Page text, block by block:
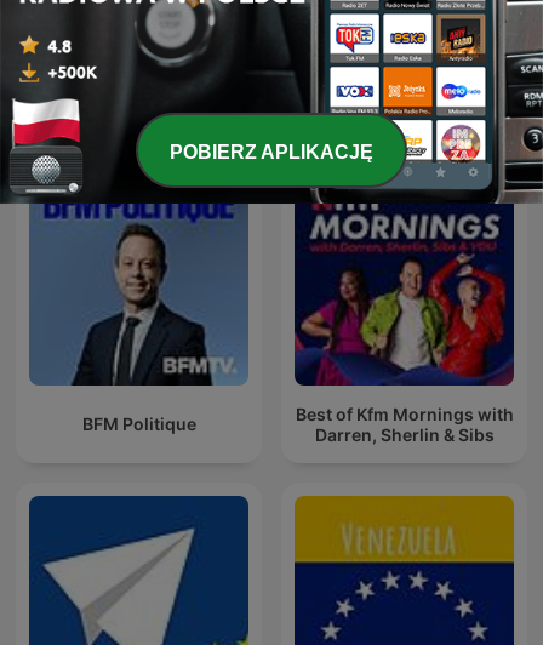
Wiadomości w skrócie
Międzynarodowe podcasty: Administracja
państwowa
BFM Politique
Best of Kfm Mornings with
Darren, Sherlin & Sibs
POBIERZ APLIKACJĘ